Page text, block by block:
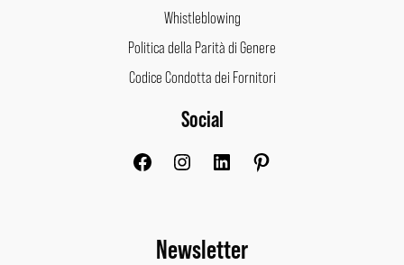
Whistleblowing
Politica della Parità di Genere
Codice Condotta dei Fornitori
Social
FacebookInstagram
Newsletter